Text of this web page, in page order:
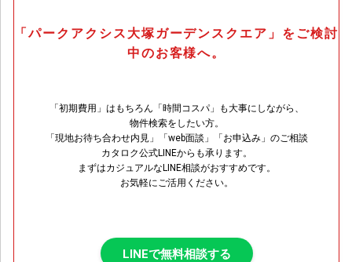
「パークアクシス大塚ガーデンスクエア」をご検討
中のお客様へ。
「初期費用」はもちろん「時間コスパ」も大事にしながら、
物件検索をしたい方。
「現地お待ち合わせ内見」「web面談」「お申込み」のご相談
カタロク公式LINEからも承ります。
まずはカジュアルなLINE相談がおすすめです。
お気軽にご活用ください。
LINEで無料相談する